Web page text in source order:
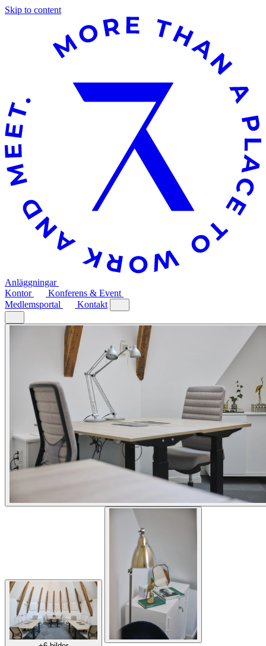
Skip to content
Anläggningar
Kontor
Konferens & Event
Medlemsportal
Kontakt